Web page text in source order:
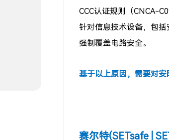
CCC认证规则（CNCA-
针对信息技术设备，包
强制覆盖电路安全。
基于以上原因，需要对安
赛尔特(SETsafe |